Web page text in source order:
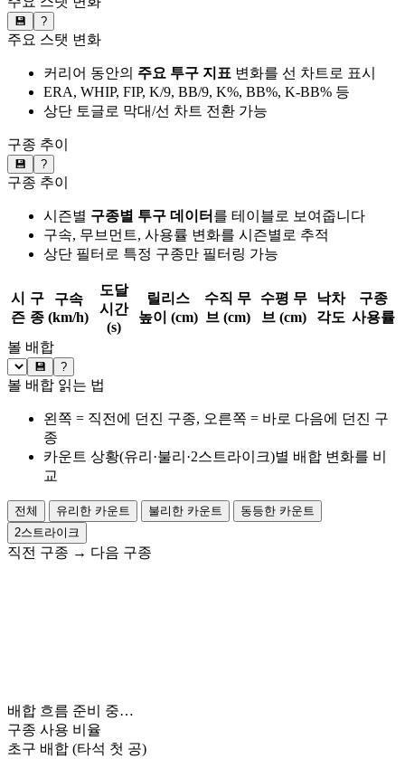
💾 ?
주요 스탯 변화
커리어 동안의 주요 투구 지표 변화를 선 차트로 표시
ERA, WHIP, FIP, K/9, BB/9, K%, BB%, K-BB% 등
상단 토글로 막대/선 차트 전환 가능
구종 추이
💾 ?
구종 추이
시즌별 구종별 투구 데이터 를 테이블로 보여줍니다
구속, 무브먼트, 사용률 변화를 시즌별로 추적
상단 필터로 특정 구종만 필터링 가능
시
즌
구
종
구속
(km/h)
도달
시간
(s)
릴리스
높이 (cm)
수직 무
브 (cm)
수평 무
브 (cm)
낙차
각도
구종
사용률
볼 배합
💾 ?
볼 배합 읽는 법
왼쪽 = 직전에 던진 구종, 오른쪽 = 바로 다음에 던진 구
종
카운트 상황(유리·불리·2스트라이크)별 배합 변화를 비
교
전체 유리한 카운트 불리한 카운트
동등한 카운트
2스트라이크
직전 구종 → 다음 구종
배합 흐름 준비 중…
구종 사용 비율
초구 배합 (타석 첫 공)